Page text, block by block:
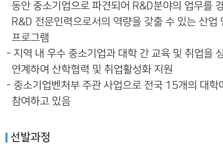
동안 중소기업으로 파견되어 R&D분야의 업무를
R&D 전문인력으로서의 역량을 갖출 수 있는 산업
프로그램
- 지역 내 우수 중소기업과 대학 간 교육 및 취업을
연계하여 산학협력 및 취업활성화 지원
- 중소기업벤처부 주관 사업으로 전국 15개의 대학
참여하고 있음
선발과정